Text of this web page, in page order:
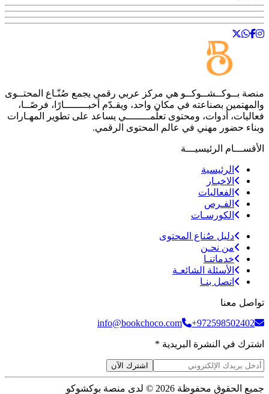
منصة بــوكــشــوكــو هي مركز عربي رقمي يجمع صُنّـاع المحتــوى
والمهتمين بصناعته في مكان واحد، ويقـدّم أخبــــــــارًا، فرصًــا،
فعاليات، أدوات، ومحتوى تعلّمــــــــي يساعد على تطوير المهـارات
وبناء حضور مهني في عالم المحتوى الرقمي.
الأقســـام الرئيسيـــة
الرئيسية
الاخبـار
الفعاليات
الفـرص
الكورسـات
دليل صُناع المحتوى
من نحـن
خدماتنـا
الأسئلة الشائعـة
اتصل بنـا
تواصل معنا
info@bookchoco.com
+972598502402
اشترك في النشرة البريدية *
اشترك الآن
جميع الحقوق محفوظة 2026 © لدى منصة بوكشوكو